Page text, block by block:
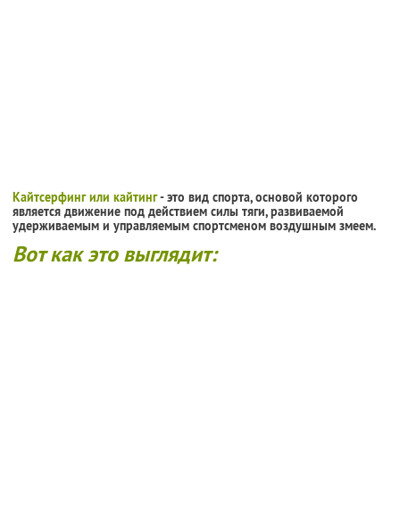
Кайтсерфинг или кайтинг- это вид спорта, основой которого
является движение под действием силы тяги, развиваемой
удерживаемым и управляемым спортсменом воздушным змеем.
Вот как это выглядит: